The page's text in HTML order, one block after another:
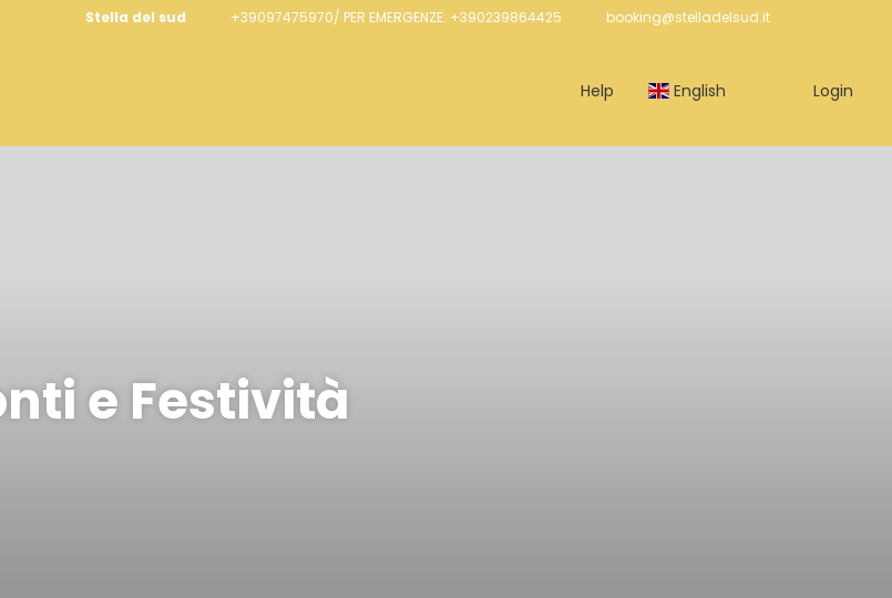
Stella del sud +39097475970/ PER EMERGENZE: +390239864425 booking@stelladelsud.it
Help English Login
e Festività